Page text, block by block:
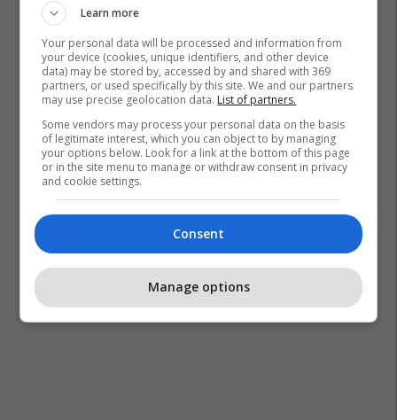
Learn more
Your personal data will be processed and information from
your device (cookies, unique identifiers, and other device
data) may be stored by, accessed by and shared with 369
partners, or used specifically by this site. We and our partners
may use precise geolocation data. List of partners.
Some vendors may process your personal data on the basis
of legitimate interest, which you can object to by managing
your options below. Look for a link at the bottom of this page
or in the site menu to manage or withdraw consent in privacy
and cookie settings.
Consent
Manage options